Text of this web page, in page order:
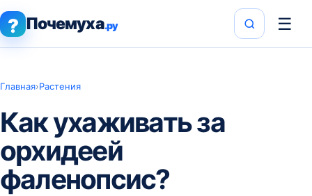
? Почемуха.ру ☰
Главная›Растения
Как ухаживать за
орхидеей
фаленопсис?